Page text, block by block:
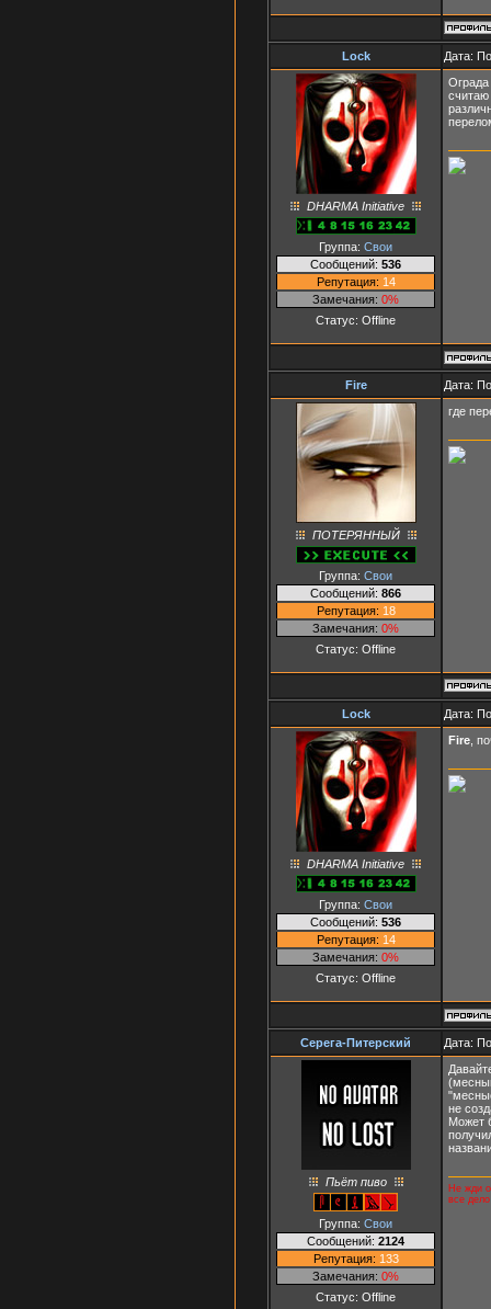
Lock Дата:
DHARMA Initiative
Группа: Свои
Сообщений: 536
Репутация: 14
Замечания: 0%
Статус: Offline
Ограда
считаю
Fire Дата:
ПОТЕРЯННЫЙ
Группа: Свои
Сообщений: 866
Репутация: 18
Замечания: 0%
Статус: Offline
где
Lock Дата:
DHARMA Initiative
Группа: Свои
Сообщений: 536
Репутация: 14
Замечания: 0%
Статус: Offline
Fire ,
Серега-Питерский Дата:
Пьёт пиво
Группа: Свои
Сообщений: 2124
Репутация: 133
Замечания: 0%
Статус: Offline
не
Может
Не жди
все